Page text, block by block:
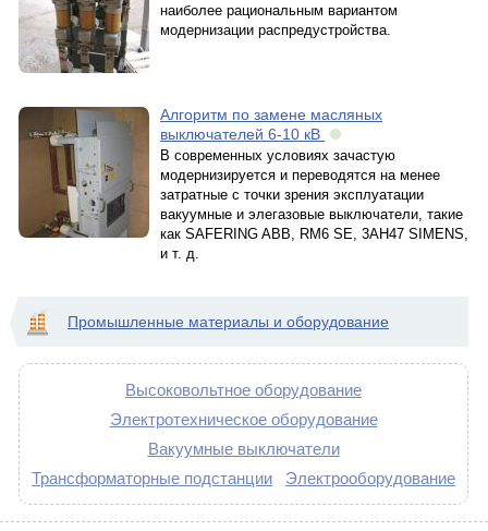
наиболее рациональным вариантом
модернизации распредустройства.
Алгоритм по замене масляных
выключателей 6-10 кВ
В современных условиях зачастую
модернизируется и переводятся на менее
затратные с точки зрения эксплуатации
вакуумные и элегазовые выключатели, такие
как SAFERING ABB, RM6 SE, 3AH47 SIMENS,
и т. д.
Промышленные материалы и оборудование
Высоковольтное оборудование
Электротехническое оборудование
Вакуумные выключатели
Трансформаторные подстанции
Электрооборудование